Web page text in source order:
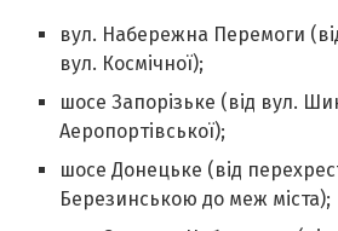
вул. Набережна Перемоги
вул. Космічної);
шосе Запорізьке (від вул.
Аеропортівської);
шосе Донецьке (від
Березинською до меж міста);